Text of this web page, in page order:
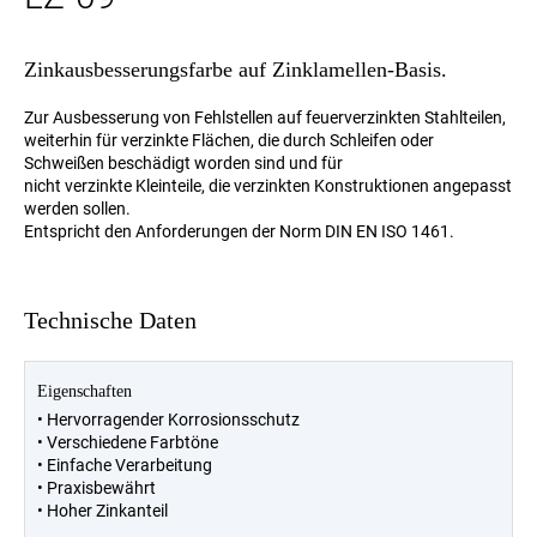
Zinkausbesserungsfarbe auf Zinklamellen-Basis.
Zur Ausbesserung von Fehlstellen auf feuerverzinkten Stahlteilen,
weiterhin für verzinkte Flächen, die durch Schleifen oder
Schweißen beschädigt worden sind und für
nicht verzinkte Kleinteile, die verzinkten Konstruktionen angepasst
werden sollen.
Entspricht den Anforderungen der Norm DIN EN ISO 1461.
Technische Daten
Eigenschaften
• Hervorragender Korrosionsschutz
• Verschiedene Farbtöne
• Einfache Verarbeitung
• Praxisbewährt
• Hoher Zinkanteil